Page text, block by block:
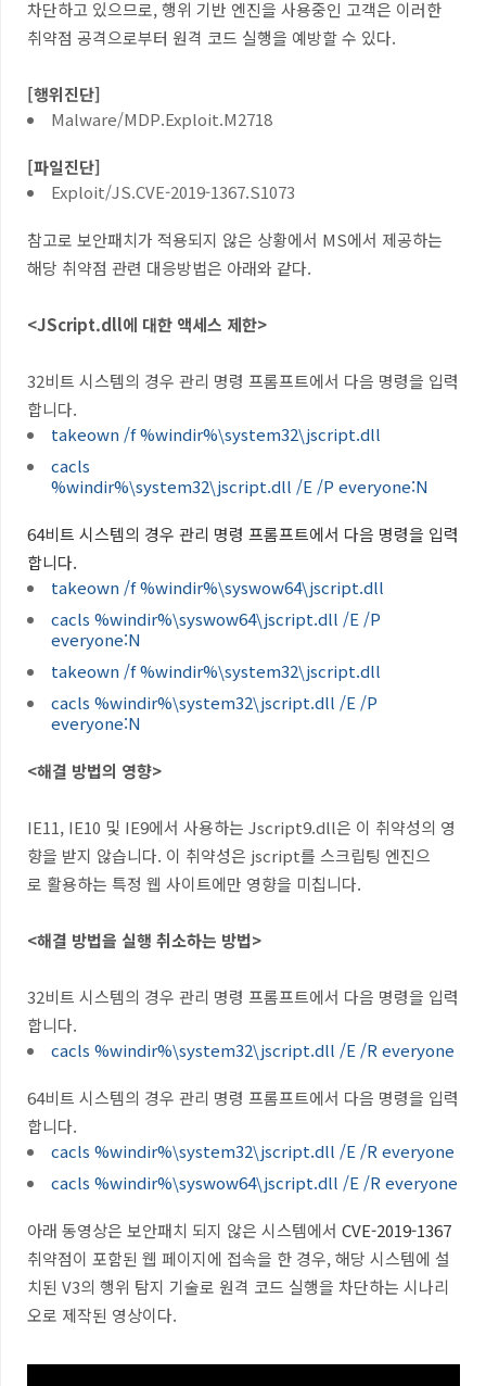
차단하고 있으므로, 행위 기반 엔진을 사용중인 고객은 이러한
취약점 공격으로부터 원격 코드 실행을 예방할 수 있다.
[행위진단]
Malware/MDP.Exploit.M2718
[파일진단]
Exploit/JS.CVE-2019-1367.S1073
참고로 보안패치가 적용되지 않은 상황에서 MS에서 제공하는
해당 취약점 관련 대응방법은 아래와 같다.
<JScript.dll에 대한 액세스 제한>
32비트 시스템의 경우 관리 명령 프롬프트에서 다음 명령을 입력
합니다.
takeown /f %windir%\system32\jscript.dll
cacls
%windir%\system32\jscript.dll /E /P everyone:N
64비트 시스템의 경우 관리 명령 프롬프트에서 다음 명령을 입력
합니다.
takeown /f %windir%\syswow64\jscript.dll
cacls %windir%\syswow64\jscript.dll /E /P
everyone:N
takeown /f %windir%\system32\jscript.dll
cacls %windir%\system32\jscript.dll /E /P
everyone:N
<해결 방법의 영향>
IE11, IE10 및 IE9에서 사용하는 Jscript9.dll은 이 취약성의 영
향을 받지 않습니다. 이 취약성은 jscript를 스크립팅 엔진으
로 활용하는 특정 웹 사이트에만 영향을 미칩니다.
<해결 방법을 실행 취소하는 방법>
32비트 시스템의 경우 관리 명령 프롬프트에서 다음 명령을 입력
합니다.
cacls %windir%\system32\jscript.dll /E /R everyone
64비트 시스템의 경우 관리 명령 프롬프트에서 다음 명령을 입력
합니다.
cacls %windir%\system32\jscript.dll /E /R everyone
cacls %windir%\syswow64\jscript.dll /E /R everyone
아래 동영상은 보안패치 되지 않은 시스템에서 CVE-2019-1367
취약점이 포함된 웹 페이지에 접속을 한 경우, 해당 시스템에 설
치된 V3의 행위 탐지 기술로 원격 코드 실행을 차단하는 시나리
오로 제작된 영상이다.